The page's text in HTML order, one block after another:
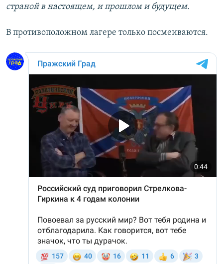
страной в настоящем, и прошлом и будущем.
В противоположном лагере только посмеиваются.